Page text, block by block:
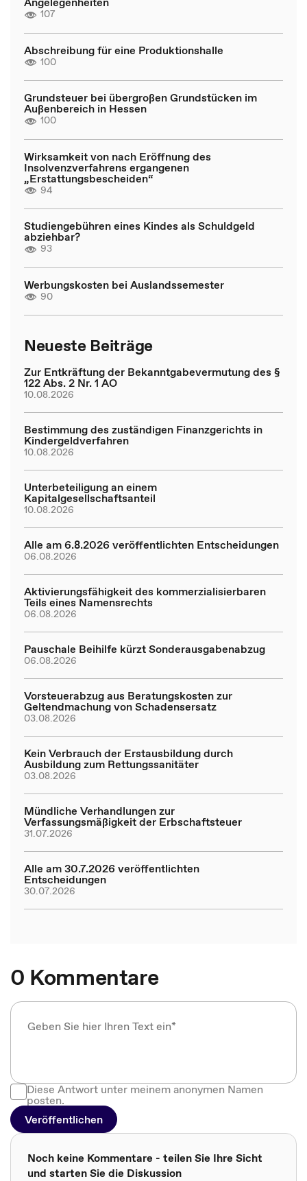
107
Abschreibung für eine Produktionshalle
100
Grundsteuer bei übergroßen Grundstücken im
Außenbereich in Hessen
100
Wirksamkeit von nach Eröffnung des
Insolvenzverfahrens ergangenen
„Erstattungsbescheiden“
94
Studiengebühren eines Kindes als Schuldgeld
abziehbar?
93
Werbungskosten bei Auslandssemester
90
Neueste Beiträge
Zur Entkräftung der Bekanntgabevermutung des §
122 Abs. 2 Nr. 1 AO
10.08.2026
Bestimmung des zuständigen Finanzgerichts in
Kindergeldverfahren
10.08.2026
Unterbeteiligung an einem
Kapitalgesellschaftsanteil
10.08.2026
Alle am 6.8.2026 veröffentlichten Entscheidungen
06.08.2026
Aktivierungsfähigkeit des kommerzialisierbaren
Teils eines Namensrechts
06.08.2026
Pauschale Beihilfe kürzt Sonderausgabenabzug
06.08.2026
Vorsteuerabzug aus Beratungskosten zur
Geltendmachung von Schadensersatz
03.08.2026
Kein Verbrauch der Erstausbildung durch
Ausbildung zum Rettungssanitäter
03.08.2026
Mündliche Verhandlungen zur
Verfassungsmäßigkeit der Erbschaftsteuer
31.07.2026
Alle am 30.7.2026 veröffentlichten
Entscheidungen
30.07.2026
0 Kommentare
Diese Antwort unter meinem anonymen Namen
posten.
Veröffentlichen
Noch keine Kommentare - teilen Sie Ihre Sicht
und starten Sie die Diskussion